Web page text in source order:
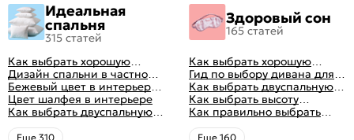
Идеальная
спальня
315 статей
Как выбрать хорошую
кровать для сна
Дизайн спальни в частном
доме: множество идей
оформления идеальных
интерьеров
Бежевый цвет в интерьере
спальни 2024, 40 красивых
интерьеров с фото
Цвет шалфея в интерьере
Как выбрать двуспальную
правильно: советы и фото в
Eще 310
Здоровый сон
165 статей
Как выбрать хорошую
кровать для сна
Гид по выбору дивана для
сна
Как выбрать двуспальную
кровать и матрас
правильно: советы и фото в
Как выбрать высоту
матраса
Как правильно выбрать
Eще 160